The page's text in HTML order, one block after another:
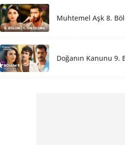
Muhtemel Aşk 8.
Doğanın Kanunu 9.